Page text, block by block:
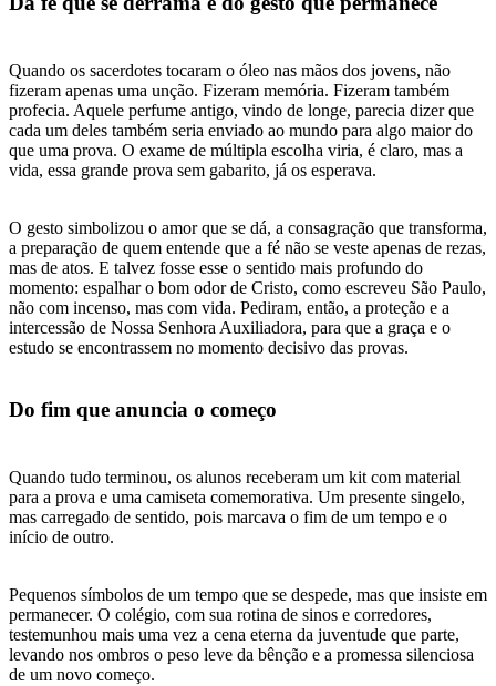
Quando os sacerdotes tocaram o óleo nas mãos dos jovens, não
fizeram apenas uma unção. Fizeram memória. Fizeram também
profecia. Aquele perfume antigo, vindo de longe, parecia dizer que
cada um deles também seria enviado ao mundo para algo maior do
que uma prova. O exame de múltipla escolha viria, é claro, mas a
vida, essa grande prova sem gabarito, já os esperava.
O gesto simbolizou o amor que se dá, a consagração que transforma,
a preparação de quem entende que a fé não se veste apenas de rezas,
mas de atos. E talvez fosse esse o sentido mais profundo do
momento: espalhar o bom odor de Cristo, como escreveu São Paulo,
não com incenso, mas com vida. Pediram, então, a proteção e a
intercessão de Nossa Senhora Auxiliadora, para que a graça e o
estudo se encontrassem no momento decisivo das provas.
Do fim que anuncia o começo
Quando tudo terminou, os alunos receberam um kit com material
para a prova e uma camiseta comemorativa. Um presente singelo,
mas carregado de sentido, pois marcava o fim de um tempo e o
início de outro.
Pequenos símbolos de um tempo que se despede, mas que insiste em
permanecer. O colégio, com sua rotina de sinos e corredores,
testemunhou mais uma vez a cena eterna da juventude que parte,
levando nos ombros o peso leve da bênção e a promessa silenciosa
de um novo começo.